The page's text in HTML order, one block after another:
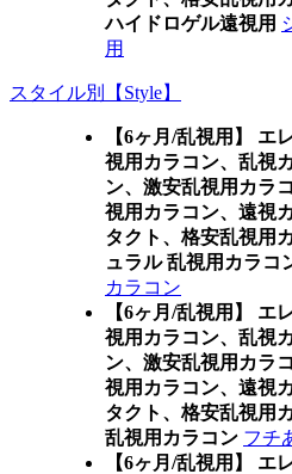
ハイドロゲル遠視用
用
スタイル別【Style】
【6ヶ月/乱視用】 エ
視用カラコン、乱視
ン、激安乱視用カラ
視用カラコン、遠視
タクト、格安乱視用
ュラル 乱視用カラコ
カラコン
【6ヶ月/乱視用】 エ
視用カラコン、乱視
ン、激安乱視用カラ
視用カラコン、遠視
タクト、格安乱視用
乱視用カラコン フチ
【6ヶ月/乱視用】 エ